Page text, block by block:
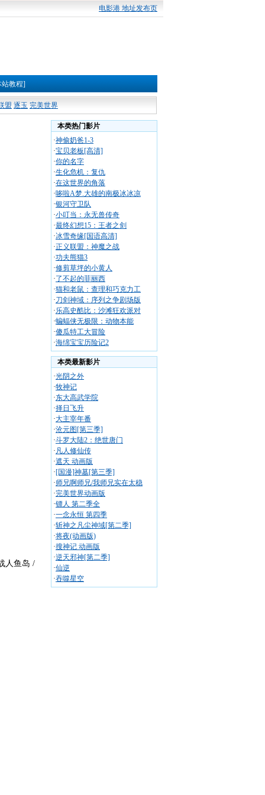
电影港 地址发布页
站教程]
盟 逐玉 完美世界
人鱼岛 /
本类热门影片
·神偷奶爸1-3
·宝贝老板[高清]
·你的名字
·生化危机：复仇
·在这世界的角落
·哆啦A梦.大雄的南极冰冰凉
·银河守卫队
·小叮当：永无兽传奇
·最终幻想15：王者之剑
·冰雪奇缘[国语高清]
·正义联盟：神魔之战
·功夫熊猫3
·修剪草坪的小黄人
·了不起的菲丽西
·猫和老鼠：查理和巧克力工
·刀剑神域：序列之争剧场版
·乐高史酷比：沙滩狂欢派对
·蝙蝠侠无极限：动物本能
·傻瓜特工大冒险
·海绵宝宝历险记2
本类最新影片
·光阴之外
·牧神记
·东大高武学院
·择日飞升
·大主宰年番
·沧元图[第三季]
·斗罗大陆2：绝世唐门
·凡人修仙传
·遮天 动画版
·[国漫]神墓[第三季]
·师兄啊师兄/我师兄实在太稳
·完美世界动画版
·镖人 第二季全
·一念永恒 第四季
·斩神之凡尘神域[第二季]
·将夜(动画版)
·搜神记 动画版
·逆天邪神[第二季]
·仙逆
·吞噬星空